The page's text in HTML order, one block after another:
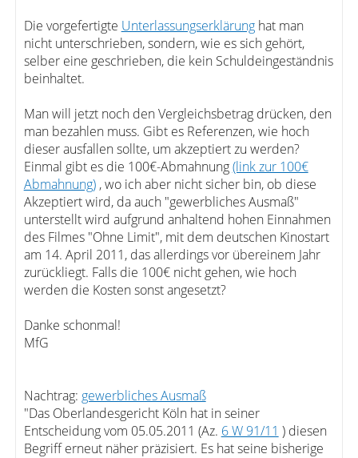
Die vorgefertigte Unterlassungserklärung hat man
nicht unterschrieben, sondern, wie es sich gehört,
selber eine geschrieben, die kein Schuldeingeständnis
beinhaltet.
Man will jetzt noch den Vergleichsbetrag drücken, den
man bezahlen muss. Gibt es Referenzen, wie hoch
dieser ausfallen sollte, um akzeptiert zu werden?
Einmal gibt es die 100€-Abmahnung(link zur 100€
Abmahnung), wo ich aber nicht sicher bin, ob diese
Akzeptiert wird, da auch "gewerbliches Ausmaß"
unterstellt wird aufgrund anhaltend hohen Einnahmen
des Filmes "Ohne Limit", mit dem deutschen Kinostart
am 14. April 2011, das allerdings vor übereinem Jahr
zurückliegt. Falls die 100€ nicht gehen, wie hoch
werden die Kosten sonst angesetzt?
Danke schonmal!
MfG
Nachtrag: gewerbliches Ausmaß
"Das Oberlandesgericht Köln hat in seiner
Entscheidung vom 05.05.2011 (Az. 6 W 91/11 ) diesen
Begriff erneut näher präzisiert. Es hat seine bisherige